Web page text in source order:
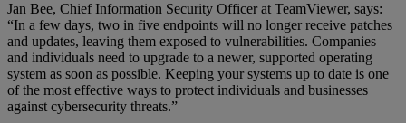
Jan Bee, Chief Information Security Officer at TeamViewer, says:
“In a few days, two in five endpoints will no longer receive patches
and updates, leaving them exposed to vulnerabilities. Companies
and individuals need to upgrade to a newer, supported operating
system as soon as possible. Keeping your systems up to date is one
of the most effective ways to protect individuals and businesses
against cybersecurity threats.”